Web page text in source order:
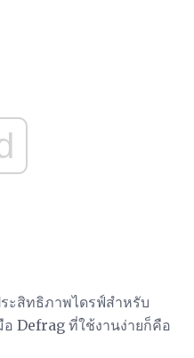
ะสิทธิภาพไดรฟ์สำหรับ
Defrag ที่ใช้งานง่ายก็คือ